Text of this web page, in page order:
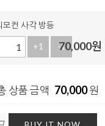
모컨 사각 방등
+1 -1
70,000원
상품 금액 70,000원